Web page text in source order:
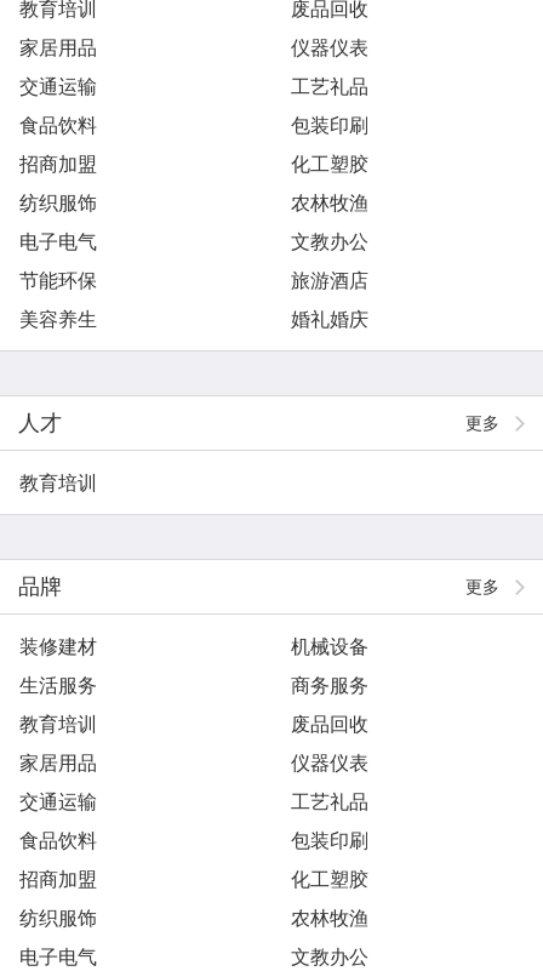
教育培训
废品回收
家居用品
仪器仪表
交通运输
工艺礼品
食品饮料
包装印刷
招商加盟
化工塑胶
纺织服饰
农林牧渔
电子电气
文教办公
节能环保
旅游酒店
美容养生
婚礼婚庆
更多
人才
教育培训
更多
品牌
装修建材
机械设备
生活服务
商务服务
教育培训
废品回收
家居用品
仪器仪表
交通运输
工艺礼品
食品饮料
包装印刷
招商加盟
化工塑胶
纺织服饰
农林牧渔
电子电气
文教办公